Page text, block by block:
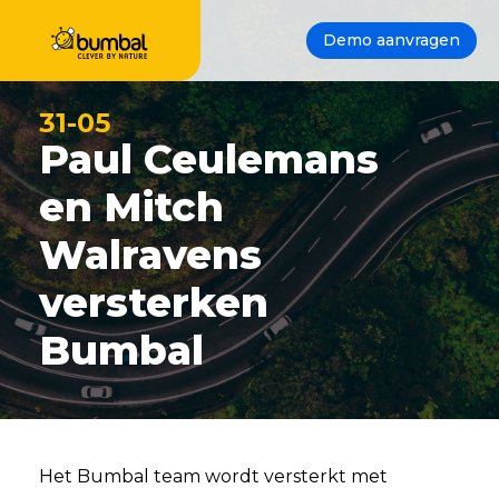
Demo aanvragen
31-05
Paul Ceulemans
en Mitch
Walravens
versterken
Bumbal
Het Bumbal team wordt versterkt met